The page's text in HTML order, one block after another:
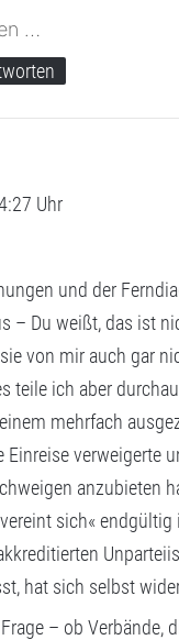
…
Uhr
und der
– Du weißt, das ist
von mir auch gar
teile ich aber
mehrfach
Einreise verweigerte
anzubieten
sich« endgültig
hat sich selbst
– ob Verbände,